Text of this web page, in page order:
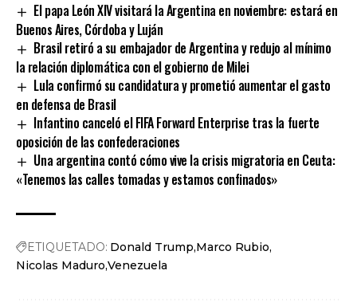
El papa León XIV visitará la Argentina en noviembre: estará en
Buenos Aires, Córdoba y Luján
Brasil retiró a su embajador de Argentina y redujo al mínimo
la relación diplomática con el gobierno de Milei
Lula confirmó su candidatura y prometió aumentar el gasto
en defensa de Brasil
Infantino canceló el FIFA Forward Enterprise tras la fuerte
oposición de las confederaciones
Una argentina contó cómo vive la crisis migratoria en Ceuta:
«Tenemos las calles tomadas y estamos confinados»
ETIQUETADO: Donald Trump Marco Rubio
Nicolas Maduro Venezuela